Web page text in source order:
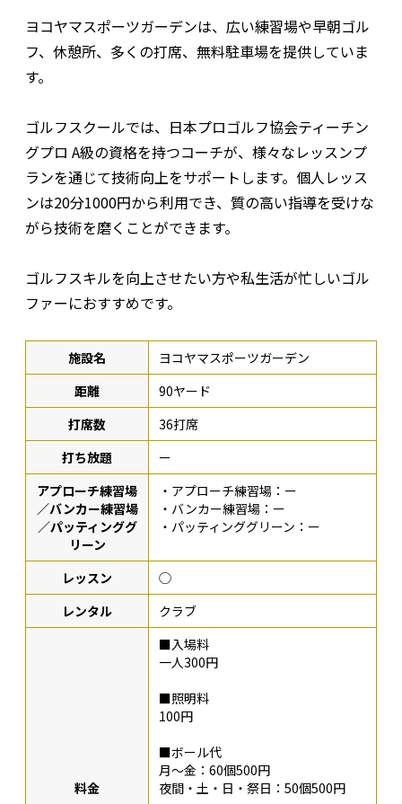
ヨコヤマスポーツガーデンは、広い練習場や早朝ゴル
フ、休憩所、多くの打席、無料駐車場を提供していま
す。
ゴルフスクールでは、日本プロゴルフ協会ティーチン
グプロ A級の資格を持つコーチが、様々なレッスンプ
ランを通じて技術向上をサポートします。個人レッス
ンは20分1000円から利用でき、質の高い指導を受けな
がら技術を磨くことができます。
ゴルフスキルを向上させたい方や私生活が忙しいゴル
ファーにおすすめです。
施設名
ヨコヤマスポーツガーデン
距離
90ヤード
打席数
36打席
打ち放題
ー
アプローチ練習場
／バンカー練習場
／パッティンググ
リーン
・アプローチ練習場：ー
・バンカー練習場：ー
・パッティンググリーン：ー
レッスン
◯
レンタル
クラブ
料金
■入場料
一人300円
■照明料
100円
■ボール代
月～金：60個500円
夜間・土・日・祭日：50個500円